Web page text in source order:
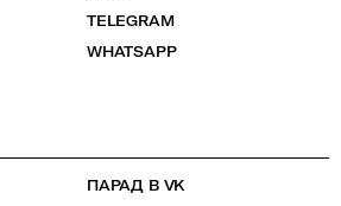
TELEGRAM
WHATSAPP
ПАРАД В VK